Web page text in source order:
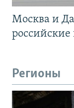
Москва и
Регионы